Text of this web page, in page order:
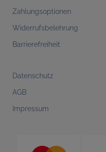
Zahlungsoptionen
Widerrufsbelehrung
Barrierefreiheit
Datenschutz
AGB
Impressum